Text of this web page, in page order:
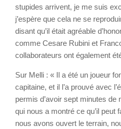
stupides arrivent, je me suis
j’espère que cela ne se
disant qu’il était agréable
comme Cesare Rubini et
collaborateurs ont également
Sur Melli : « Il a été un joueur
capitaine, et il l’a prouvé avec
permis d’avoir sept minutes de
qui nous a montré ce qu’il peut
nous avons ouvert le terrain,